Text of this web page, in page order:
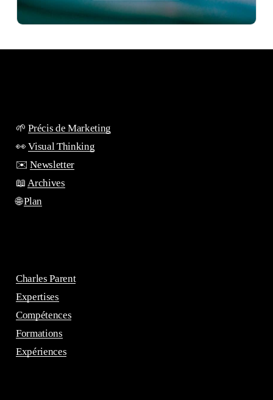
🌱Précis de Marketing
👀Visual Thinking
✉️Newsletter
📖Archives
🌐Plan
Charles Parent
Expertises
Compétences
Formations
Expériences